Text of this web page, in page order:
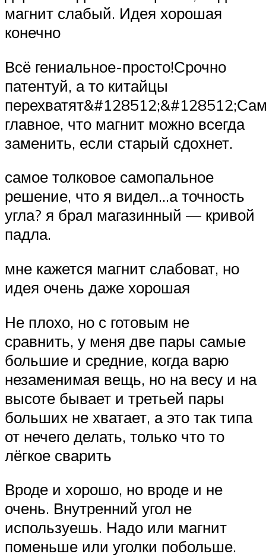
магнит слабый. Идея хорошая
конечно
Всё гениальное-просто!Срочно
патентуй, а то китайцы
главное, что магнит можно всегда
заменить, если старый сдохнет.
самое толковое самопальное
решение, что я видел…а точность
угла? я брал магазинный — кривой
падла.
мне кажется магнит слабоват, но
идея очень даже хорошая
Не плохо, но с готовым не
сравнить, у меня две пары самые
большие и средние, когда варю
незаменимая вещь, но на весу и на
высоте бывает и третьей пары
больших не хватает, а это так типа
от нечего делать, только что то
лёгкое сварить
Вроде и хорошо, но вроде и не
очень. Внутренний угол не
используешь. Надо или магнит
поменьше или уголки побольше.